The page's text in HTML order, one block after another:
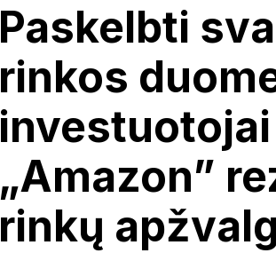
Paskelbti
rinkos
investuotojai
„Amazon”
rinkų